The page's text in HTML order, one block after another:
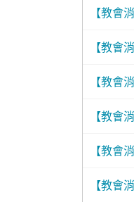
【教會
【教會
【教會
【教會
【教會
【教會